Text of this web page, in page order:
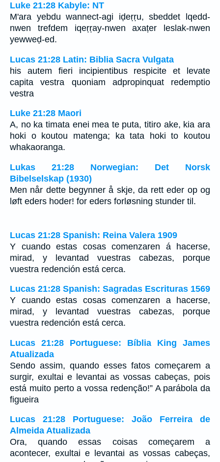
Luke 21:28 Kabyle: NT
M'ara yebdu wannect-agi iḍeṛṛu, sbeddet lqedd-
nwen trefdem iqeṛṛay-nwen axaṭer leslak-nwen
yewweḍ-ed.
Lucas 21:28 Latin: Biblia Sacra Vulgata
his autem fieri incipientibus respicite et levate
capita vestra quoniam adpropinquat redemptio
vestra
Luke 21:28 Maori
A, no ka timata enei mea te puta, titiro ake, kia ara
hoki o koutou matenga; ka tata hoki to koutou
whakaoranga.
Lukas 21:28 Norwegian: Det Norsk
Bibelselskap (1930)
Men når dette begynner å skje, da rett eder op og
løft eders hoder! for eders forløsning stunder til.
Lucas 21:28 Spanish: Reina Valera 1909
Y cuando estas cosas comenzaren á hacerse,
mirad, y levantad vuestras cabezas, porque
vuestra redención está cerca.
Lucas 21:28 Spanish: Sagradas Escrituras 1569
Y cuando estas cosas comenzaren a hacerse,
mirad, y levantad vuestras cabezas, porque
vuestra redención está cerca.
Lucas 21:28 Portuguese: Bíblia King James
Atualizada
Sendo assim, quando esses fatos começarem a
surgir, exultai e levantai as vossas cabeças, pois
está muito perto a vossa redenção!” A parábola da
figueira
Lucas 21:28 Portuguese: João Ferreira de
Almeida Atualizada
Ora, quando essas coisas começarem a
acontecer, exultai e levantai as vossas cabeças,